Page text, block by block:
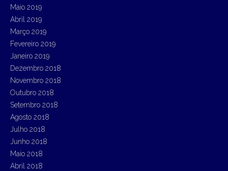
Maio 2019
Abril 2019
Março 2019
Fevereiro 2019
Janeiro 2019
Dezembro 2018
Novembro 2018
Outubro 2018
Setembro 2018
Agosto 2018
Julho 2018
Junho 2018
Maio 2018
Abril 2018